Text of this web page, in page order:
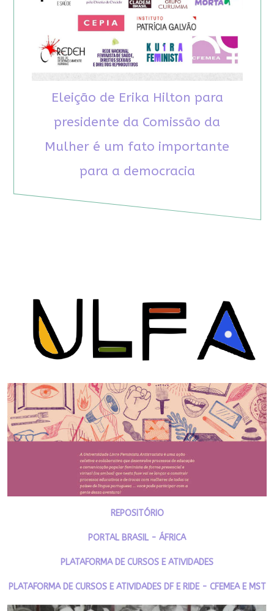
Eleição de Erika Hilton para
presidente da Comissão da
Mulher é um fato importante
para a democracia
REPOSITÓRIO
PORTAL BRASIL - ÁFRICA
PLATAFORMA DE CURSOS E ATIVIDADES
PLATAFORMA DE CURSOS E ATIVIDADES DF E RIDE - CFEMEA E MST